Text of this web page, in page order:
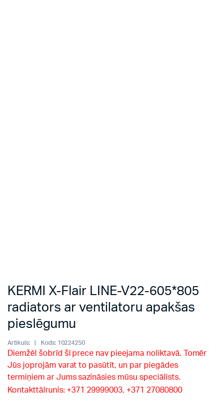
KERMI X-Flair LINE-V22-605*805
radiators ar ventilatoru apakšas
pieslēgumu
Artikuls: Kods: 10224250
Diemžēl šobrīd šī prece nav pieejama noliktavā. Tomēr
Jūs joprojām varat to pasūtīt, un par piegādes
termiņiem ar Jums sazināsies mūsu speciālists.
Kontakttālrunis: +371 29999003, +371 27080800